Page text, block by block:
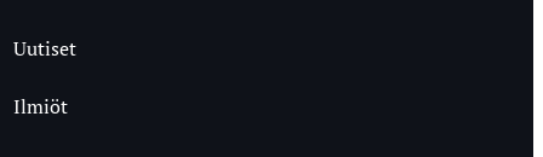
Uutiset
Ilmiöt